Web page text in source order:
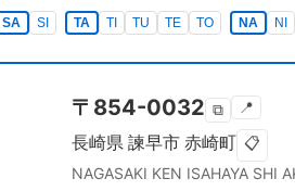
SA SI TA TI TU TE TO NA NI
〒 854-0032 ⧉ 📍
長崎県 諫早市 赤崎町 📋
NAGASAKI KEN ISAHAYA SHI